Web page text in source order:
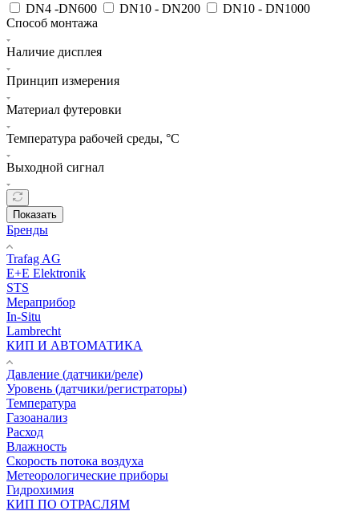
DN4 -DN600 DN10 - DN200
DN10 - DN1000
Способ монтажа
Наличие дисплея
Принцип измерения
Материал футеровки
Температура рабочей среды, °С
Выходной сигнал
Показать
Бренды
Trafag AG
E+E Elektronik
STS
Мераприбор
In-Situ
Lambrecht
КИП И АВТОМАТИКА
Давление (датчики/реле)
Уровень (датчики/регистраторы)
Температура
Газоанализ
Расход
Влажность
Скорость потока воздуха
Метеорологические приборы
Гидрохимия
КИП ПО ОТРАСЛЯМ